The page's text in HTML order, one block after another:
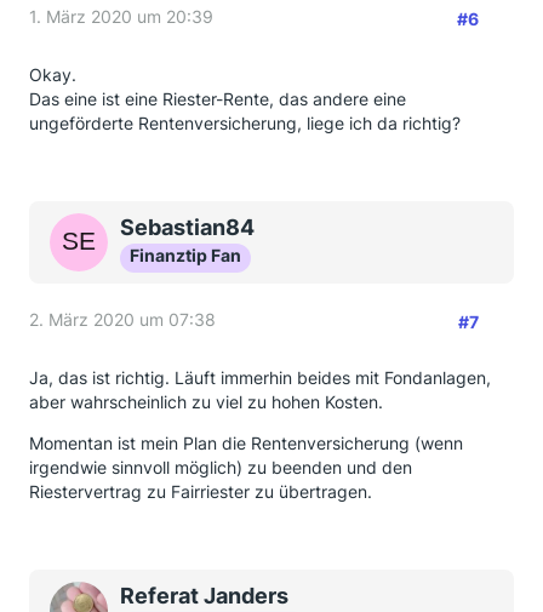
1. März 2020 um 20:39 #6
Okay.
Das eine ist eine Riester-Rente, das andere eine
ungeförderte Rentenversicherung, liege ich da richtig?
Sebastian84
Finanztip Fan
2. März 2020 um 07:38 #7
Ja, das ist richtig. Läuft immerhin beides mit Fondanlagen,
aber wahrscheinlich zu viel zu hohen Kosten.
Momentan ist mein Plan die Rentenversicherung (wenn
irgendwie sinnvoll möglich) zu beenden und den
Riestervertrag zu Fairriester zu übertragen.
Referat Janders